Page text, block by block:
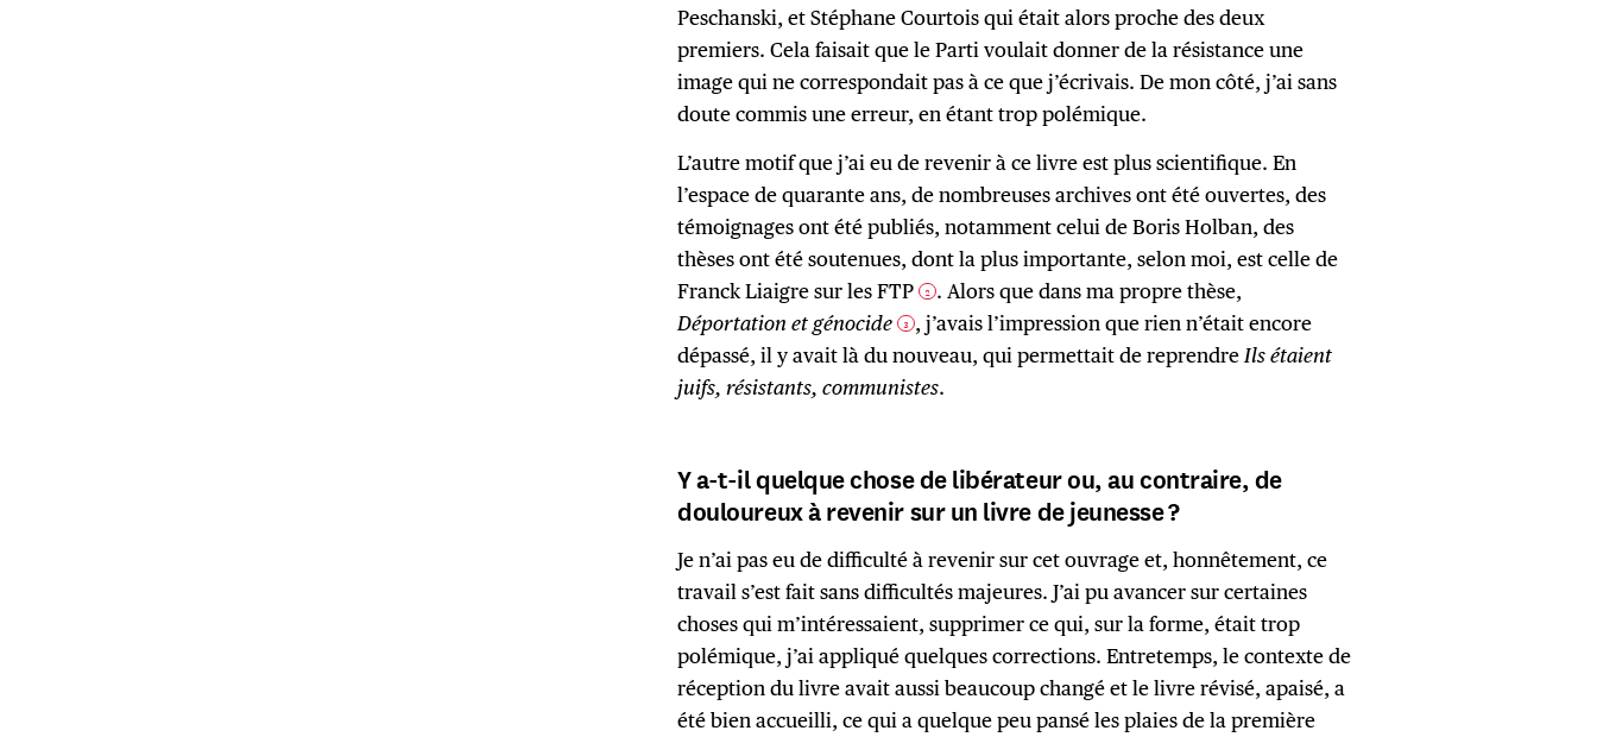
Peschanski, et Stéphane Courtois qui était alors proche des deux
premiers. Cela faisait que le Parti voulait donner de la résistance une
image qui ne correspondait pas à ce que j’écrivais. De mon côté, j’ai sans
doute commis une erreur, en étant trop polémique.
L’autre motif que j’ai eu de revenir à ce livre est plus scientifique. En
l’espace de quarante ans, de nombreuses archives ont été ouvertes, des
témoignages ont été publiés, notamment celui de Boris Holban, des
thèses ont été soutenues, dont la plus importante, selon moi, est celle de
Franck Liaigre sur les FTP 2 . Alors que dans ma propre thèse,
Déportation et génocide
3 , j’avais l’impression que rien n’était encore
dépassé, il y avait là du nouveau, qui permettait de reprendre Ils étaient
juifs, résistants, communistes.
Y a-t-il quelque chose de libérateur ou, au contraire, de
douloureux à revenir sur un livre de jeunesse ?
Je n’ai pas eu de difficulté à revenir sur cet ouvrage et, honnêtement, ce
travail s’est fait sans difficultés majeures. J’ai pu avancer sur certaines
choses qui m’intéressaient, supprimer ce qui, sur la forme, était trop
polémique, j’ai appliqué quelques corrections. Entretemps, le contexte de
réception du livre avait aussi beaucoup changé et le livre révisé, apaisé, a
été bien accueilli, ce qui a quelque peu pansé les plaies de la première